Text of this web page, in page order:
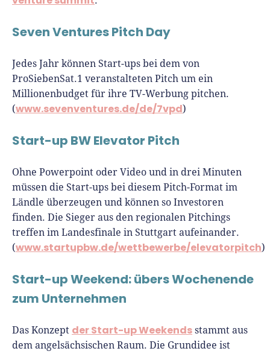
Seven Ventures Pitch Day
Jedes Jahr können Start-ups bei dem von
ProSiebenSat.1 veranstalteten Pitch um ein
Millionenbudget für ihre TV-Werbung pitchen.
(www.sevenventures.de/de/7vpd)
Start-up BW Elevator Pitch
Ohne Powerpoint oder Video und in drei Minuten
müssen die Start-ups bei diesem Pitch-Format im
Ländle überzeugen und können so Investoren
finden. Die Sieger aus den regionalen Pitchings
treffen im Landesfinale in Stuttgart aufeinander.
(www.startupbw.de/wettbewerbe/elevatorpitch)
Start-up Weekend: übers Wochenende
zum Unternehmen
Das Konzept der Start-up Weekends stammt aus
dem angelsächsischen Raum. Die Grundidee ist